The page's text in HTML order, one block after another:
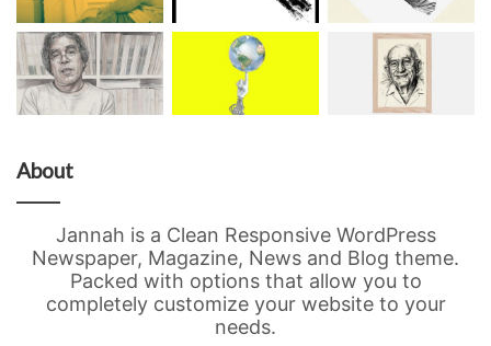
About
Jannah is a Clean Responsive WordPress
Newspaper, Magazine, News and Blog theme.
Packed with options that allow you to
completely customize your website to your
needs.